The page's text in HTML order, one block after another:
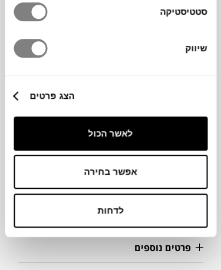
סטטיסטיקה
שיווק
הצג פרטים
לאשר הכול
אפשר בחירה
לדחות
טוויסט עיצובי הודות לשוליים האסימטריים שלו.
קראו עוד על מבקבוקים לאריגים בבלוג שלנו.
מידע על חומרים
פרטים נוספים